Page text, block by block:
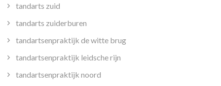
tandarts zuid
tandarts zuiderburen
tandartsenpraktijk de witte brug
tandartsenpraktijk leidsche rijn
tandartsenpraktijk noord